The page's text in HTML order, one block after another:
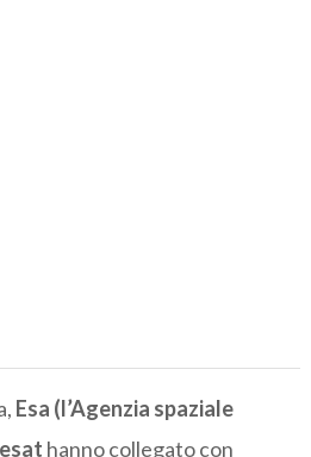
Esa (l’Agenzia spaziale
hanno collegato con